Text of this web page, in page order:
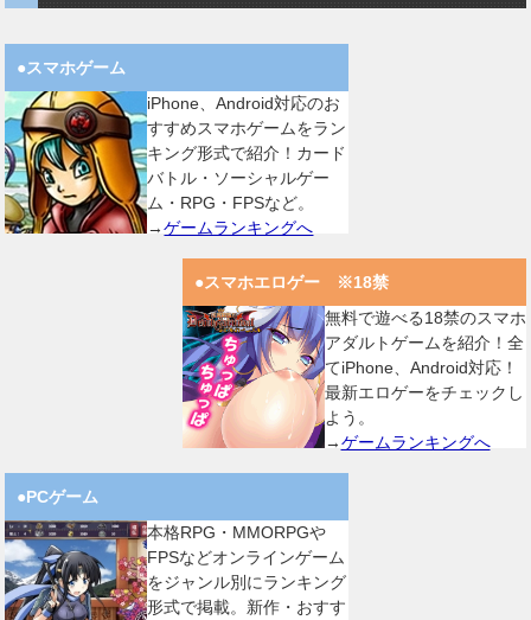
●スマホゲーム
iPhone、Android対応のお
すすめスマホゲームをラン
キング形式で紹介！カード
バトル・ソーシャルゲー
ム・RPG・FPSなど。
→ゲームランキングへ
●スマホエロゲー ※18禁
無料で遊べる18禁のスマホ
アダルトゲームを紹介！全
てiPhone、Android対応！
最新エロゲーをチェックし
よう。
→ゲームランキングへ
●PCゲーム
本格RPG・MMORPGや
FPSなどオンラインゲーム
をジャンル別にランキング
形式で掲載。新作・おすす